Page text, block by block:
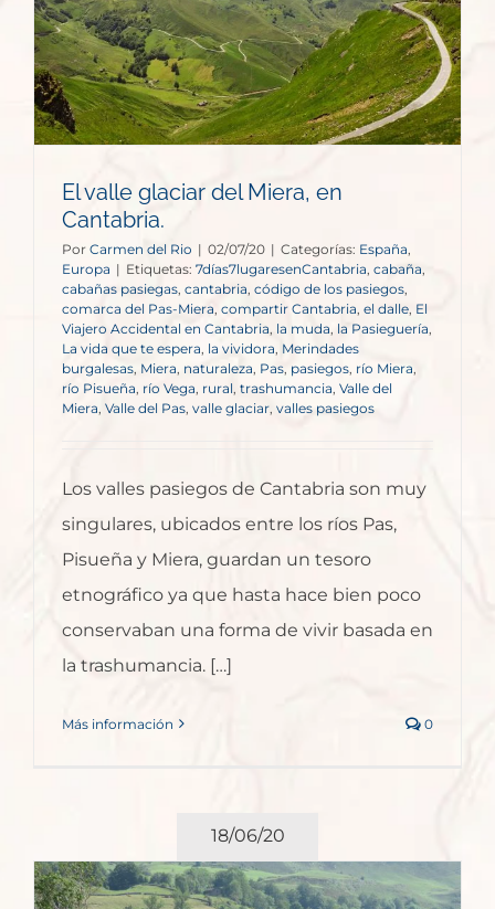
El valle glaciar del Miera, en
Cantabria.
Por Carmen del Rio | 02/07/20 | Categorías: España,
Europa | Etiquetas: 7días7lugaresenCantabria cabaña,
cabañas pasiegas, cantabria, código de los pasiegos
comarca del Pas-Miera compartir Cantabria, el dalle El
Viajero Accidental en Cantabria, la muda, la Pasieguería
La vida que te espera, la vividora Merindades
burgalesas, Miera, naturaleza Pas pasiegos río Miera
río Pisueña río Vega rural, trashumancia Valle del
Miera, Valle del Pas valle glaciar valles pasiegos
Los valles pasiegos de Cantabria son muy
singulares, ubicados entre los ríos Pas,
Pisueña y Miera, guardan un tesoro
etnográfico ya que hasta hace bien poco
conservaban una forma de vivir basada en
la trashumancia. […]
Más información 0
18/06/20